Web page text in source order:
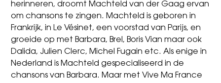
herinneren, droomt Machteld van der Gaag ervan
om chansons te zingen. Machteld is geboren in
Frankrijk, in Le Vésinet, een voorstad van Parijs, en
groeide op met Barbara, Brel, Boris Vian maar ook
Dalida, Julien Clerc, Michel Fugain etc. Als enige in
Nederland is Machteld gespecialiseerd in de
chansons van Barbara. Maar met Vive Ma France